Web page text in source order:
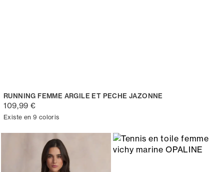
RUNNING FEMME ARGILE ET PECHE JAZONNE
109,99 €
Existe en 9 coloris